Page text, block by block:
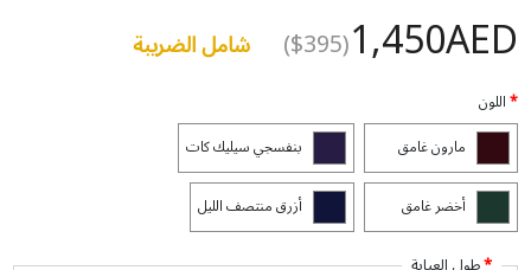
1,450AED
($395) شامل الضريبة
اللون
مارون غامق
بنفسجي سيليك كات
أخضر غامق
أزرق منتصف الليل